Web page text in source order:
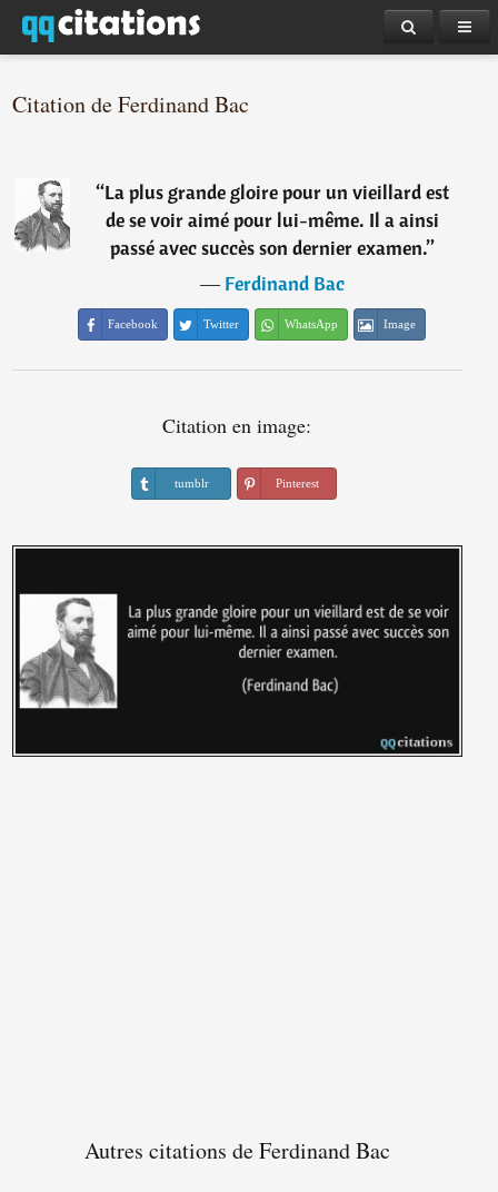
Citation de Ferdinand Bac
“La plus grande gloire pour un vieillard est
de se voir aimé pour lui-même. Il a ainsi
passé avec succès son dernier examen.”
―Ferdinand Bac
Facebook Twitter WhatsApp Image
Citation en image:
tumblr Pinterest
Autres citations de Ferdinand Bac